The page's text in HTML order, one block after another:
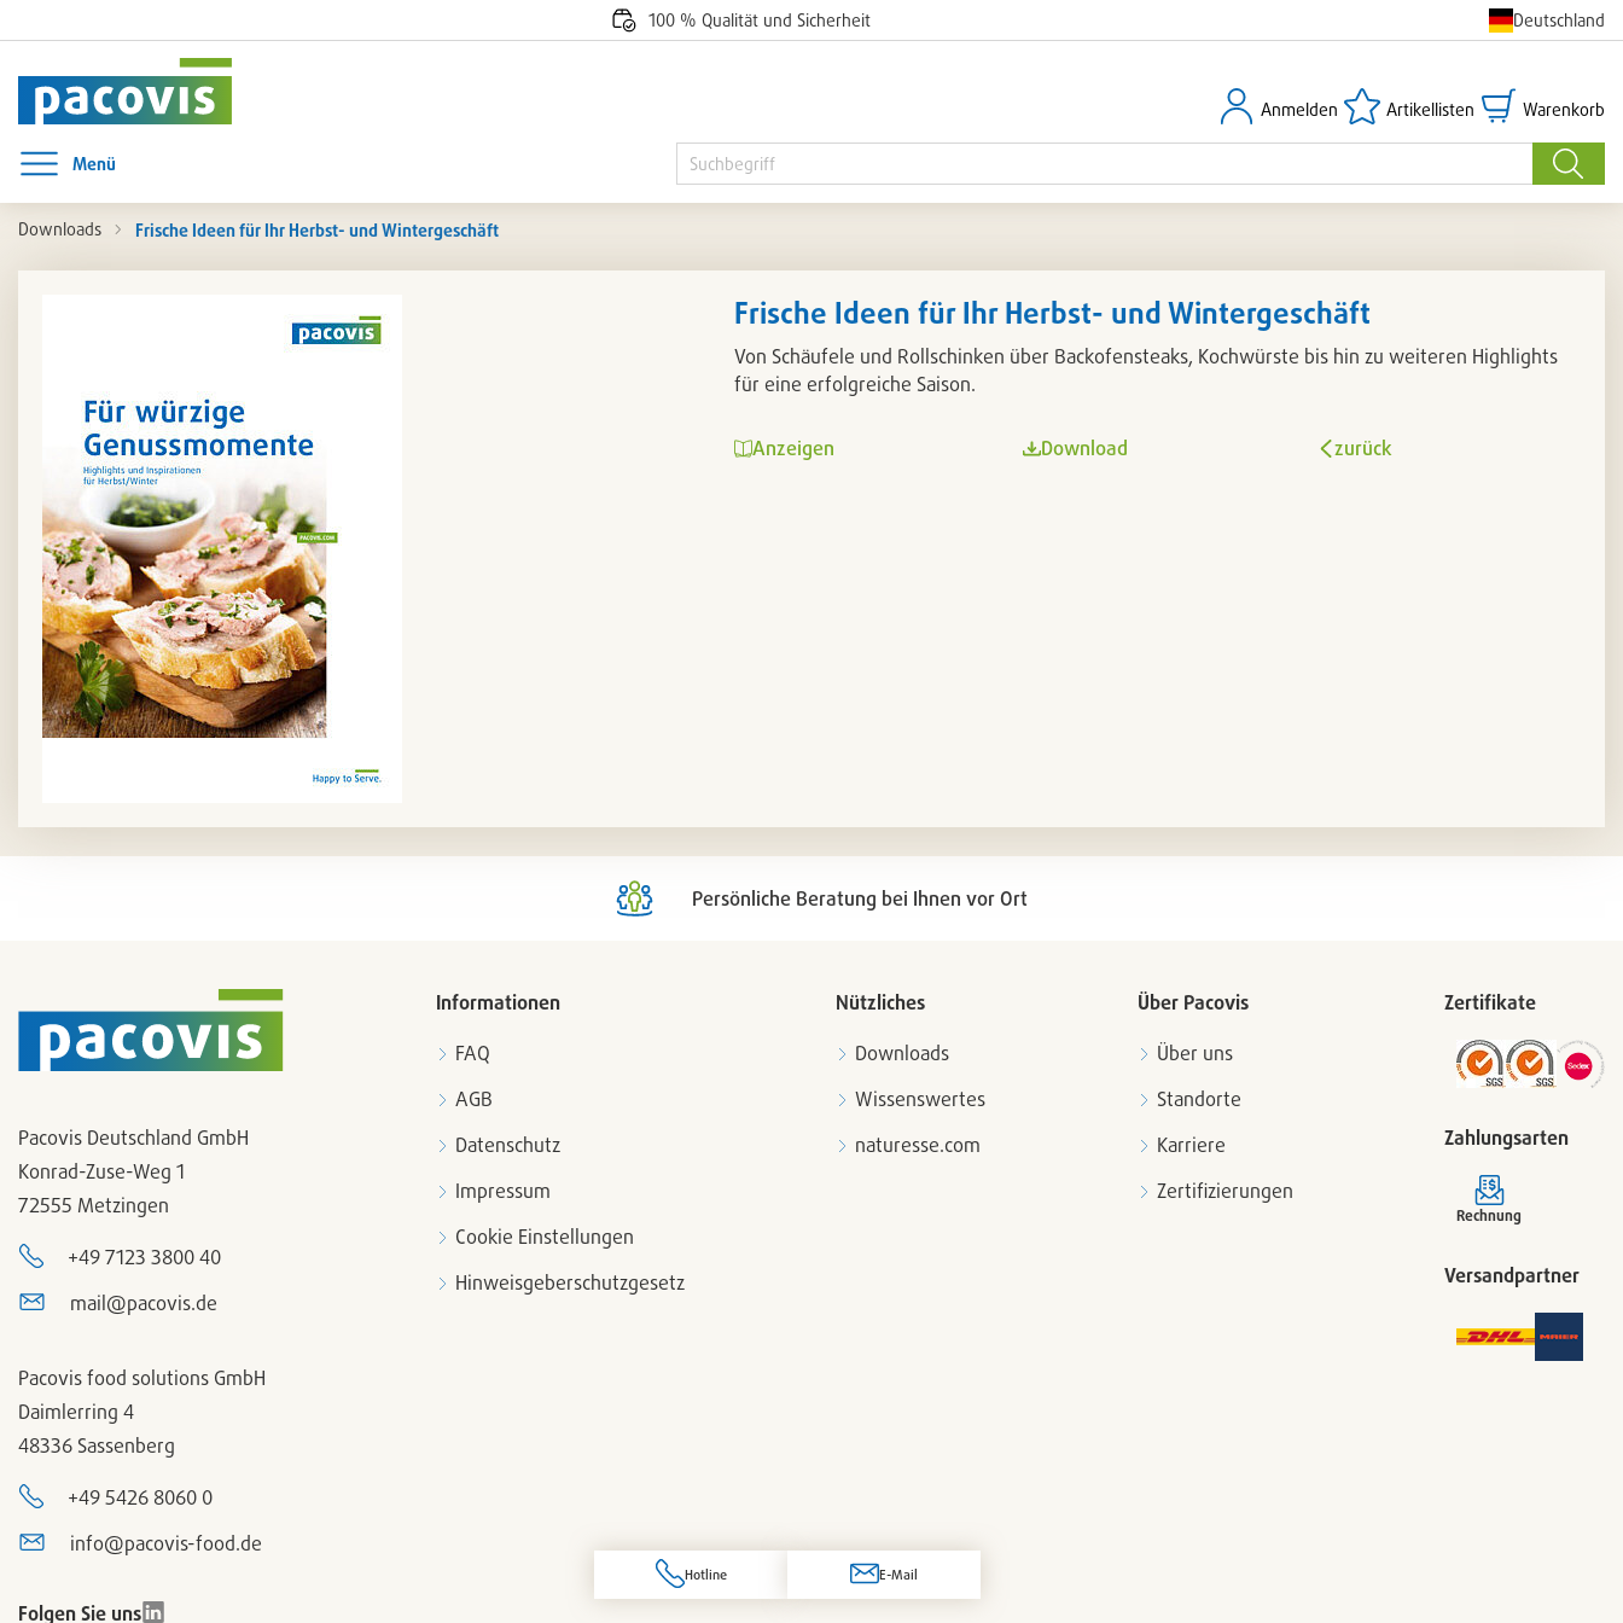
100 % Qualität und Sicherheit Deutschland
Suche
Anmelden
Anmelden Artikellisten
Artikellisten Warenkorb
Warenkorb
Menü
Menü öffnen
Downloads Frische Ideen für Ihr Herbst- und Wintergeschäft
Frische Ideen für Ihr Herbst- und Wintergeschäft
Von Schäufele und Rollschinken über Backofensteaks, Kochwürste bis hin zu weiteren Highlights
für eine erfolgreiche Saison.
Anzeigen Download zurück
Persönliche Beratung bei Ihnen vor Ort
Pacovis Deutschland GmbH
Konrad-Zuse-Weg 1
72555 Metzingen
+49 7123 3800 40
mail@pacovis.de
Pacovis food solutions GmbH
Daimlerring 4
48336 Sassenberg
+49 5426 8060 0
info@pacovis-food.de
Folgen Sie uns
Informationen
FAQ
AGB
Datenschutz
Impressum
Cookie Einstellungen
Hinweisgeberschutzgesetz
Nützliches
Downloads
Wissenswertes
naturesse.com
Über Pacovis
Über uns
Standorte
Karriere
Zertifizierungen
Zertifikate
Zahlungsarten
Rechnung
Versandpartner
Hotline E-Mail